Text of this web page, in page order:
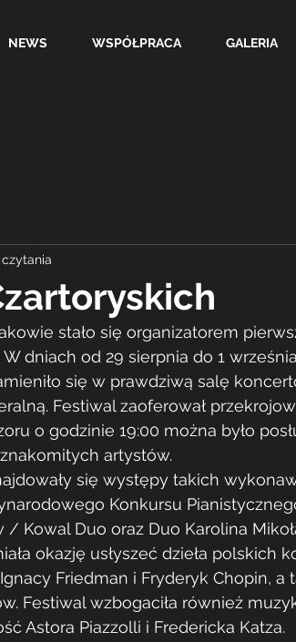
NEWS WSPÓŁPRACA GALERIA
stało się organizatorem
W dniach od 29 sierpnia do 1
się w prawdziwą salę
Festiwal zaoferował
o godzinie 19:00 można było
artystów.
się występy takich
Konkursu
/ Kowal Duo oraz Duo Karolina
okazję usłyszeć dzieła polskich
Friedman i Fryderyk Chopin, a
Festiwal wzbogaciła również
Astora Piazzolli i Fredericka Katza.